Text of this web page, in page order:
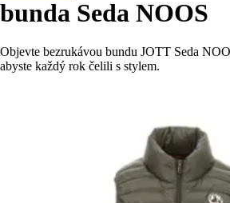
bunda Seda NOOS
Objevte bezrukávou bundu JOTT Seda
abyste každý rok čelili s stylem.